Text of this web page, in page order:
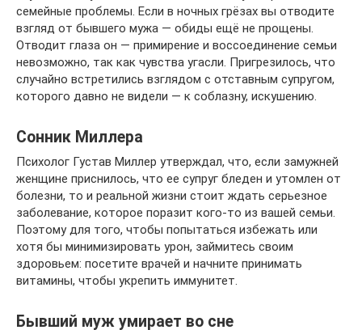
семейные проблемы. Если в ночных грёзах вы отводите
взгляд от бывшего мужа — обиды ещё не прощены.
Отводит глаза он — примирение и воссоединение семьи
невозможно, так как чувства угасли. Пригрезилось, что
случайно встретились взглядом с отставным супругом,
которого давно не видели — к соблазну, искушению.
Сонник Миллера
Психолог Густав Миллер утверждал, что, если замужней
женщине приснилось, что ее супруг бледен и утомлен от
болезни, то и реальной жизни стоит ждать серьезное
заболевание, которое поразит кого-то из вашей семьи.
Поэтому для того, чтобы попытаться избежать или
хотя бы минимизировать урон, займитесь своим
здоровьем: посетите врачей и начните принимать
витамины, чтобы укрепить иммунитет.
Бывший муж умирает во сне